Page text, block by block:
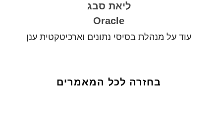
ליאת סבג
Oracle
עוד על מנהלת בסיסי נתונים וארכיטקטית ענן
בחזרה לכל המאמרים